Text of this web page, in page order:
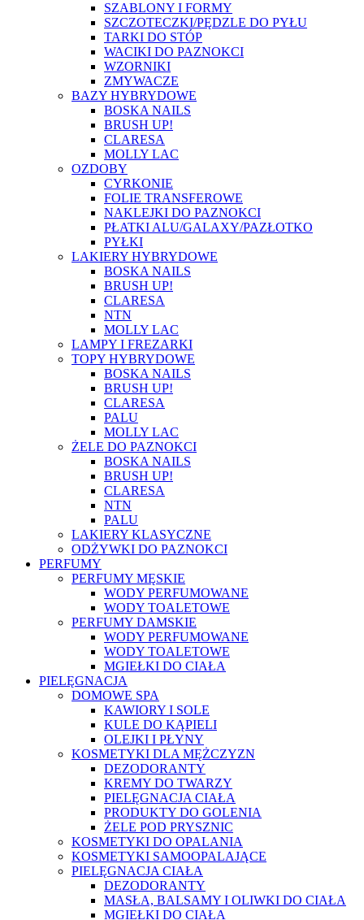
SZABLONY I FORMY
SZCZOTECZKI/PĘDZLE DO PYŁU
TARKI DO STÓP
WACIKI DO PAZNOKCI
WZORNIKI
ZMYWACZE
BAZY HYBRYDOWE
BOSKA NAILS
BRUSH UP!
CLARESA
MOLLY LAC
OZDOBY
CYRKONIE
FOLIE TRANSFEROWE
NAKLEJKI DO PAZNOKCI
PŁATKI ALU/GALAXY/PAZŁOTKO
PYŁKI
LAKIERY HYBRYDOWE
BOSKA NAILS
BRUSH UP!
CLARESA
NTN
MOLLY LAC
LAMPY I FREZARKI
TOPY HYBRYDOWE
BOSKA NAILS
BRUSH UP!
CLARESA
PALU
MOLLY LAC
ŻELE DO PAZNOKCI
BOSKA NAILS
BRUSH UP!
CLARESA
NTN
PALU
LAKIERY KLASYCZNE
ODŻYWKI DO PAZNOKCI
PERFUMY
PERFUMY MĘSKIE
WODY PERFUMOWANE
WODY TOALETOWE
PERFUMY DAMSKIE
WODY PERFUMOWANE
WODY TOALETOWE
MGIEŁKI DO CIAŁA
PIELĘGNACJA
DOMOWE SPA
KAWIORY I SOLE
KULE DO KĄPIELI
OLEJKI I PŁYNY
KOSMETYKI DLA MĘŻCZYZN
DEZODORANTY
KREMY DO TWARZY
PIELĘGNACJA CIAŁA
PRODUKTY DO GOLENIA
ŻELE POD PRYSZNIC
KOSMETYKI DO OPALANIA
KOSMETYKI SAMOOPALAJĄCE
PIELĘGNACJA CIAŁA
DEZODORANTY
MASŁA, BALSAMY I OLIWKI DO CIAŁA
MGIEŁKI DO CIAŁA